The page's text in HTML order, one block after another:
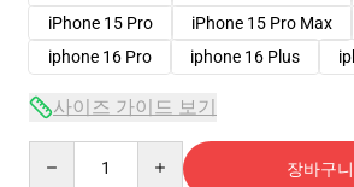
iPhone 15 Pro
iPhone 15 Pro Max
iphone 16 Pro
iphone 16 Plus
사이즈 가이드 보기
장바구